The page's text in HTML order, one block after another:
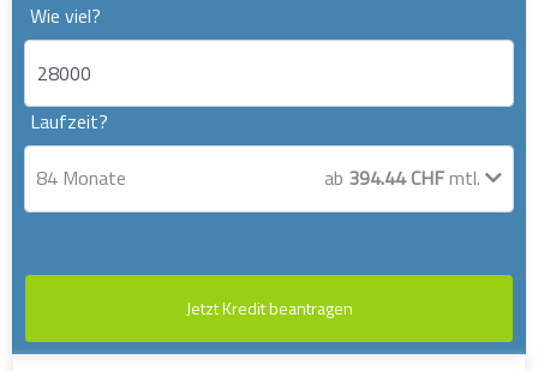
Wie viel?
Laufzeit?
84 Monate ab 394.44CHFmtl.
Jetzt Kredit beantragen